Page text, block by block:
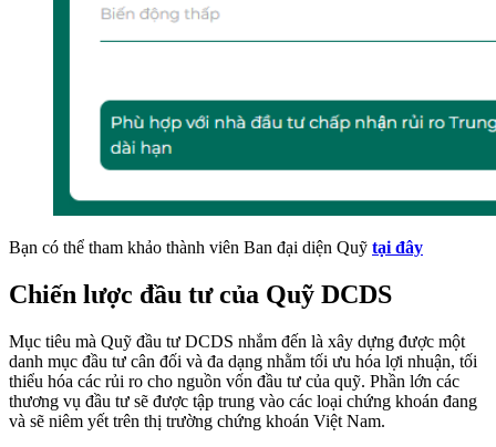
Bạn có thể tham khảo thành viên Ban đại diện Quỹ tại đây
Chiến lược đầu tư của Quỹ DCDS
Mục tiêu mà Quỹ đầu tư DCDS nhắm đến là xây dựng được một
danh mục đầu tư cân đối và đa dạng nhằm tối ưu hóa lợi nhuận, tối
thiểu hóa các rủi ro cho nguồn vốn đầu tư của quỹ. Phần lớn các
thương vụ đầu tư sẽ được tập trung vào các loại chứng khoán đang
và sẽ niêm yết trên thị trường chứng khoán Việt Nam.